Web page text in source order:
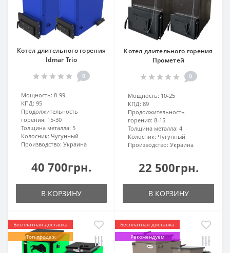
Котел длительного горения
Idmar Trio
0
Мощность: 8-99
КПД: 95
Продолжительность
горения: 15-30
Толщина металла: 5
Колосник: Чугунный
Производство: Украина
40 700грн.
В КОРЗИНУ
Котел длительного горения
Прометей
0
Мощность: 10-25
КПД: 89
Продолжительность
горения: 8-15
Толщина металла: 4
Колосник: Чугунный
Производство: Украина
22 500грн.
В КОРЗИНУ
Бесплатная доставка
Топ продаж
Бесплатная доставка
Рекомендуем